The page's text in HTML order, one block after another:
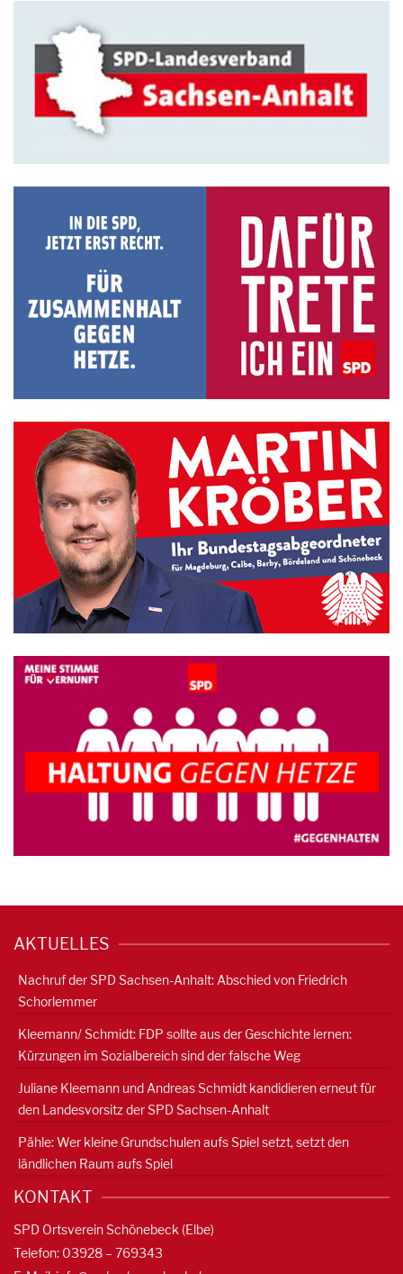
AKTUELLES
Nachruf der SPD Sachsen-Anhalt: Abschied von Friedrich
Schorlemmer
Kleemann/ Schmidt: FDP sollte aus der Geschichte lernen:
Kürzungen im Sozialbereich sind der falsche Weg
Juliane Kleemann und Andreas Schmidt kandidieren erneut für
den Landesvorsitz der SPD Sachsen-Anhalt
Pähle: Wer kleine Grundschulen aufs Spiel setzt, setzt den
ländlichen Raum aufs Spiel
KONTAKT
SPD Ortsverein Schönebeck (Elbe)
Telefon: 03928 – 769343